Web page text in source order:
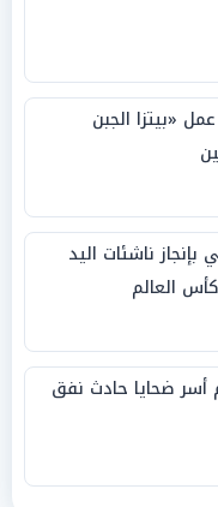
«بيتزا الجبن
ناشئات اليد
العالم
أسر ضحايا حادث نفق